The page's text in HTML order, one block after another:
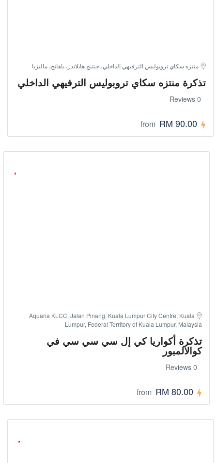
منتزه سكاي تروبوليس الترفيهي الداخلي، جنتنج هايلاندز، باهانج، ماليزيا
تذكرة منتزه سكاي تروبوليس الترفيهي الداخلي
0 Reviews
from RM 90.00
Aquaria KLCC, Jalan Pinang, Kuala Lumpur City Centre, Kuala
Lumpur, Federal Territory of Kuala Lumpur, Malaysia
تذكرة أكواريا كي إل سي سي سي في
كوالالمبور
0 Reviews
from RM 80.00